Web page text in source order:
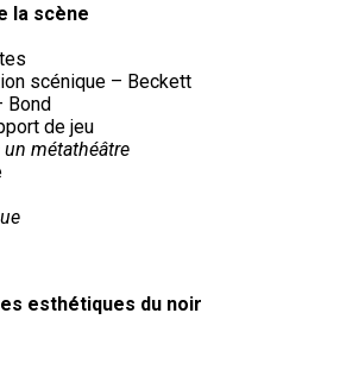
la scène
scénique – Beckett
Bond
de jeu
métathéâtre
esthétiques du noir